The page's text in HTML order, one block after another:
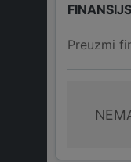
Preuzmi